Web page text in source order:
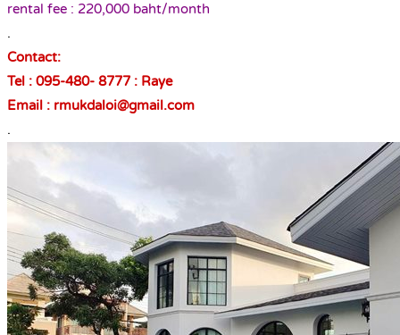
rental fee : 220,000 baht/month
.
Contact:
Tel : 095-480- 8777 : Raye
Email : rmukdaloi@gmail.com
.